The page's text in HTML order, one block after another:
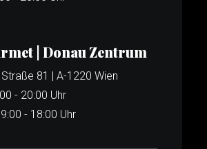
| Donau Zentrum
81 | A-1220 Wien
- 20:00 Uhr
- 18:00 Uhr